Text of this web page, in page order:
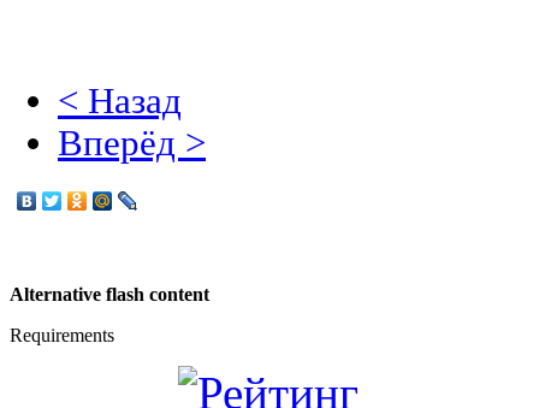
< Назад
Вперёд >
Alternative flash content
Requirements